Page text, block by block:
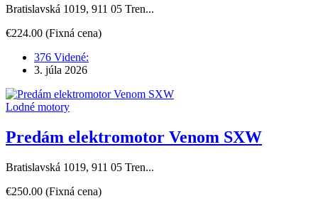
Bratislavská 1019, 911 05 Tren...
€224.00 (Fixná cena)
376 Videné:
3. júla 2026
Lodné motory
Predám elektromotor Venom SXW
Bratislavská 1019, 911 05 Tren...
€250.00 (Fixná cena)